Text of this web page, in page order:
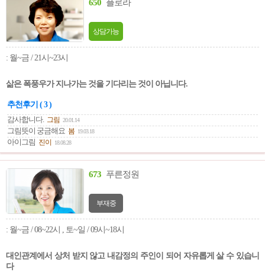
650 플로라
상담가능
: 월~금 / 21시~23시
삶은 폭풍우가 지나가는 것을 기다리는 것이 아닙니다.
추천후기 ( 3 )
감사합니다. 그림 20.01.14
그림뜻이 궁금해요 봄 19.03.18
아이그림 진이 18.08.28
673 푸른정원
부재중
: 월~금 / 08~22시 , 토~일 / 09시~18시
대인관계에서 상처 받지 않고 내감정의 주인이 되어 자유롭게 살 수 있습니
다